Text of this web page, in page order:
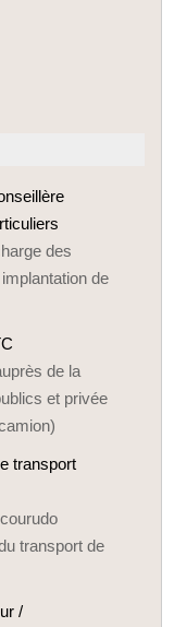
des
de
de la
et privée
transport
transport de
/